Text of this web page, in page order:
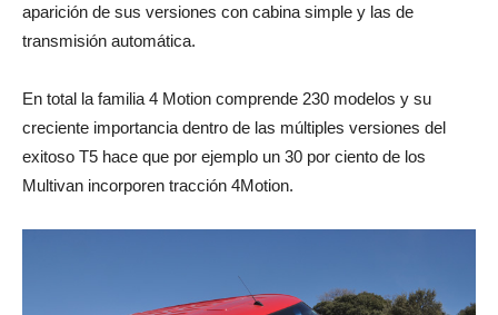
aparición de sus versiones con cabina simple y las de
transmisión automática.
En total la familia 4 Motion comprende 230 modelos y su
creciente importancia dentro de las múltiples versiones del
exitoso T5 hace que por ejemplo un 30 por ciento de los
Multivan incorporen tracción 4Motion.